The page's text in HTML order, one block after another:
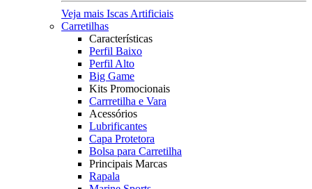
Veja mais Iscas Artificiais
Carretilhas
Características
Perfil Baixo
Perfil Alto
Big Game
Kits Promocionais
Carrretilha e Vara
Acessórios
Lubrificantes
Capa Protetora
Bolsa para Carretilha
Principais Marcas
Rapala